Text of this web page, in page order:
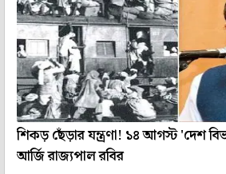
শিকড় ছেঁড়ার যন্ত্রণা! ১৪ আগস্ট 'দেশ
আর্জি রাজ্যপাল রবির